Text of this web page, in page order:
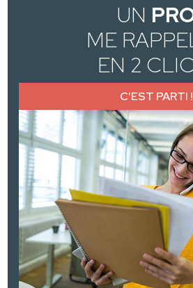
UN
ME
EN 2
C'EST PARTI !